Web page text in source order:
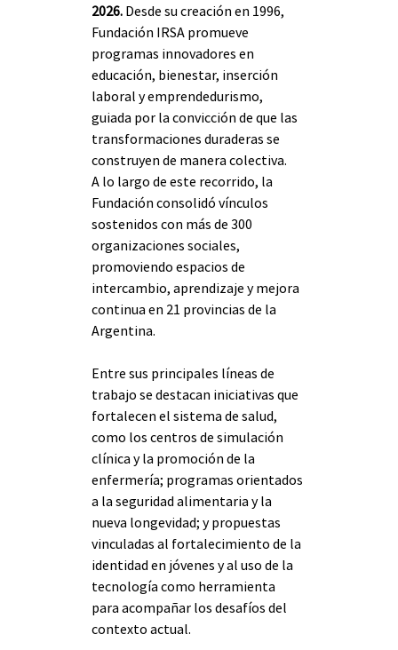
2026. Desde su creación en 1996,
Fundación IRSA promueve
programas innovadores en
educación, bienestar, inserción
laboral y emprendedurismo,
guiada por la convicción de que las
transformaciones duraderas se
construyen de manera colectiva.
A lo largo de este recorrido, la
Fundación consolidó vínculos
sostenidos con más de 300
organizaciones sociales,
promoviendo espacios de
intercambio, aprendizaje y mejora
continua en 21 provincias de la
Argentina.
Entre sus principales líneas de
trabajo se destacan iniciativas que
fortalecen el sistema de salud,
como los centros de simulación
clínica y la promoción de la
enfermería; programas orientados
a la seguridad alimentaria y la
nueva longevidad; y propuestas
vinculadas al fortalecimiento de la
identidad en jóvenes y al uso de la
tecnología como herramienta
para acompañar los desafíos del
contexto actual.